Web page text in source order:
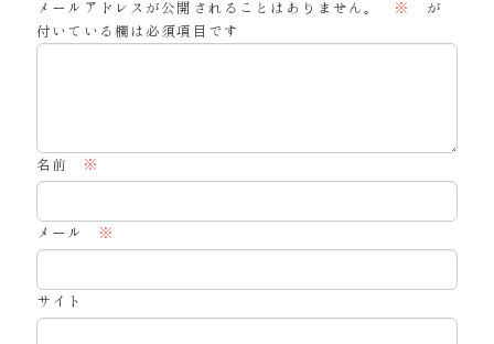
メールアドレスが公開されることはありません。 ※
が
付いている欄は必須項目です
名前 ※
メール ※
サイト